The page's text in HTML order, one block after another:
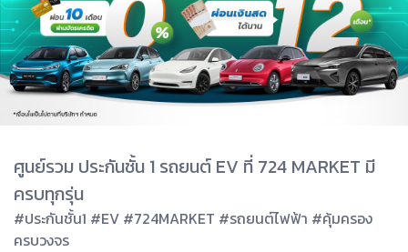
ศูนย์รวม ประกันชั้น 1 รถยนต์ EV ที่ 724 MARKET มี
ครบทุกรุ่น
#ประกันชั้น1 #EV #724MARKET #รถยนต์ไฟฟ้า #คุ้มครอง
ครบวงจร